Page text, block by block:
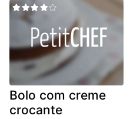
Bolo com creme
crocante